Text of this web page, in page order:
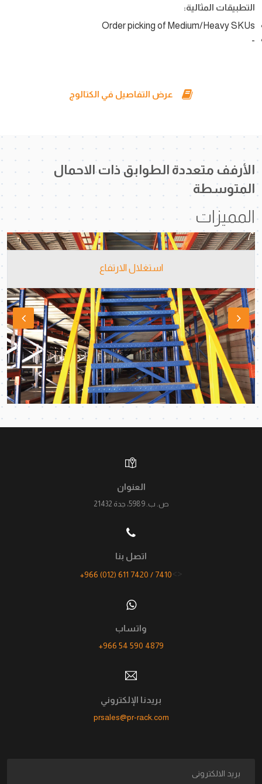
التطبيقات المثالية:
Order picking of Medium/Heavy SKUs
-
عرض التفاصيل في الكتالوج
الأرفف متعددة الطوابق ذات الاحمال
المتوسطة
المميزات
استغلال الارتفاع
العنوان
ص. ب. 5989، جدة 21432
اتصل بنا
+966 (012) 611 7420 / 7410
واتساب
+966 54 590 4879
بريدنا الإلكتروني
prsales@pr-rack.com